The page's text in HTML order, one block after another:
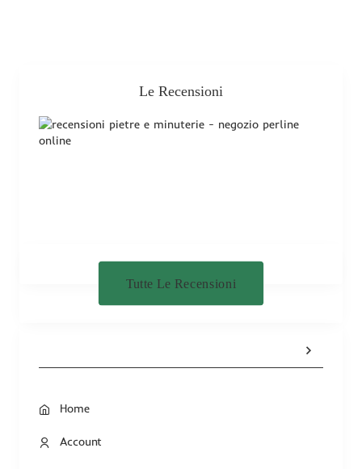
Le Recensioni
Tutte Le Recensioni
Home
Account